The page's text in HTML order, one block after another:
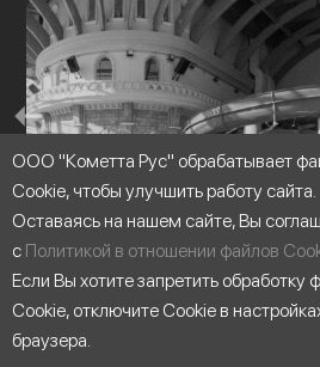
ООО "Кометта Рус" обрабатывает
Cookie, чтобы улучшить работу сайта.
Оставаясь на нашем сайте, Вы
с Политикой в отношении файлов
Если Вы хотите запретить обработку
Cookie, отключите Cookie в
браузера.